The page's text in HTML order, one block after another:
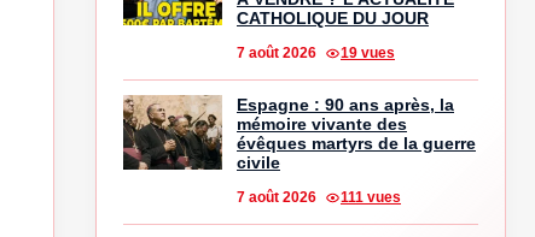
CATHOLIQUE DU JOUR
7 août 2026 19 vues
Espagne : 90 ans après, la
mémoire vivante des
évêques martyrs de la guerre
civile
7 août 2026 111 vues